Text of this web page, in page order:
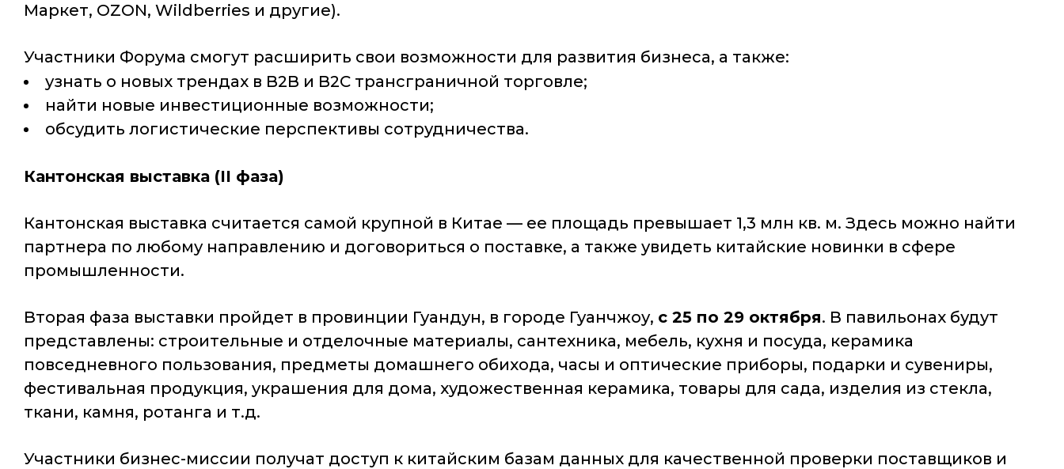
Маркет, OZON, Wildberries и другие).
Участники Форума смогут расширить свои возможности для развития бизнеса, а также:
узнать о новых трендах в B2B и B2C трансграничной торговле;
найти новые инвестиционные возможности;
обсудить логистические перспективы сотрудничества.
Кантонская выставка (II фаза)
Кантонская выставка считается самой крупной в Китае — ее площадь превышает 1,3 млн кв. м. Здесь можно найти
партнера по любому направлению и договориться о поставке, а также увидеть китайские новинки в сфере
промышленности.
Вторая фаза выставки пройдет в провинции Гуандун, в городе Гуанчжоу, с 25 по 29 октября. В павильонах будут
представлены: строительные и отделочные материалы, сантехника, мебель, кухня и посуда, керамика
повседневного пользования, предметы домашнего обихода, часы и оптические приборы, подарки и сувениры,
фестивальная продукция, украшения для дома, художественная керамика, товары для сада, изделия из стекла,
ткани, камня, ротанга и т.д.
Участники бизнес-миссии получат доступ к китайским базам данных для качественной проверки поставщиков и